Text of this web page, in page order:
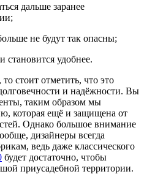
дальше заранее
не будут так опасны;
становится удобнее.
стоит отметить, что это
и надёжности. Вы
таким образом мы
которая ещё и защищена от
Однако большое внимание
дизайнеры всегда
ведь даже классического
будет достаточно, чтобы
приусадебной территории.